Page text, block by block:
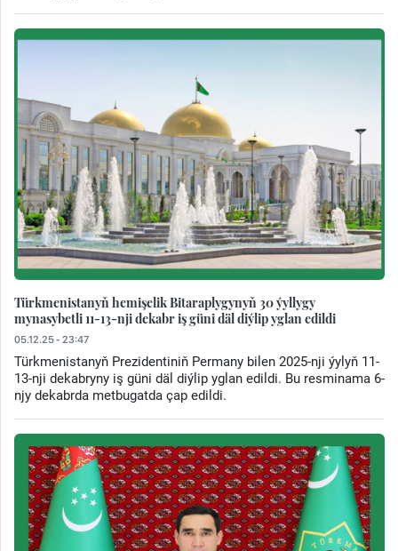
Türkmenistanyň hemişelik Bitaraplygynyň 30 ýyllygy
mynasybetli 11-13-nji dekabr iş güni däl diýlip yglan edildi
05.12.25 - 23:47
Türkmenistanyň Prezidentiniň Permany bilen 2025-nji ýylyň 11-
13-nji dekabryny iş güni däl diýlip yglan edildi. Bu resminama 6-
njy dekabrda metbugatda çap edildi.